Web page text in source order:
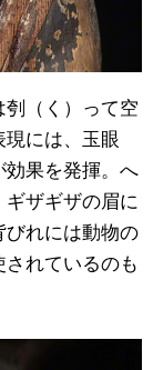
（く）って空
には、玉眼
効果を発揮。へ
ザギザの眉に
れには動物の
れているのも